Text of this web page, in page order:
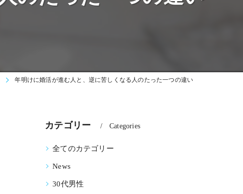
年明けに婚活が進む人と、逆に苦しくなる人のたった一つの違い
カテゴリー Categories
全てのカテゴリー
News
30代男性